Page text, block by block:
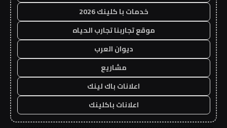
خدمات با كلينك 2026
موقع تجاربنا تجارب الحياه
ديوان العرب
مشاريع
اعلانات باك لينك
اعلانات باكلينك